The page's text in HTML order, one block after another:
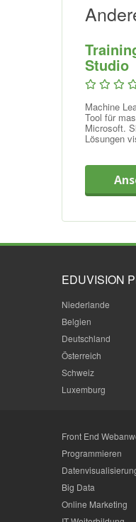
Studio
Machine
Tool für
Microsoft.
Lösungen
EDUVISION
Niederlande
Belgien
Deutschland
Österreich
Schweiz
Luxemburg
Front End
Programmieren
Big Data
Online Marketing